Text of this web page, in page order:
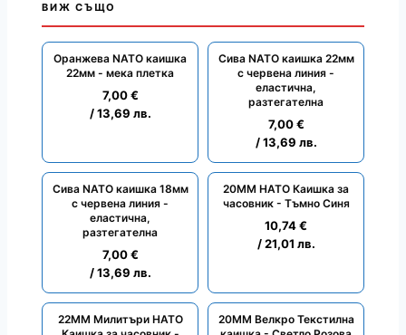
ВИЖ СЪЩО
Оранжева NATO каишка
22мм - мека плетка
7,00€
/ 13,69 лв.
Сива NATO каишка 22мм
с червена линия -
еластична,
разтегателна
7,00€
/ 13,69 лв.
Сива NATO каишка 18мм
с червена линия -
еластична,
разтегателна
7,00€
/ 13,69 лв.
20ММ НАТО Каишка за
часовник - Тъмно Синя
10,74€
/ 21,01 лв.
22ММ Милитъри НАТО
ПРОМО
20ММ Велкро Текстилна